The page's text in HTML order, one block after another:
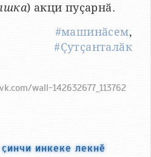
) акци пуҫарнӑ.
#машинӑсем,
#Ҫутҫанталӑк
wall-142632677_113762
инкеке лекнӗ